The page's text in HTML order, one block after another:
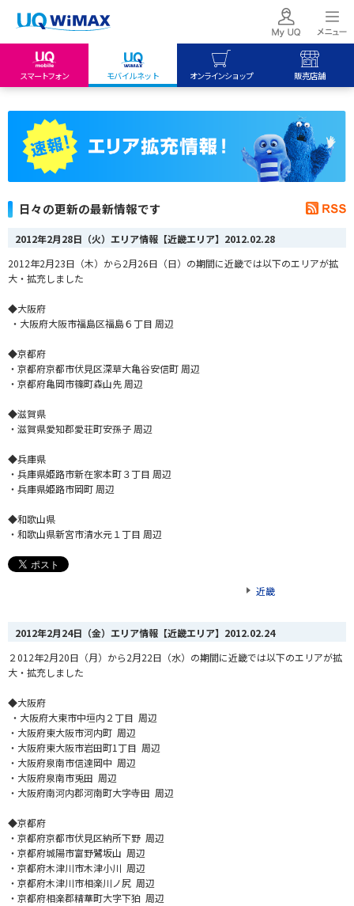
スマートフォン モバイルネット オンラインショップ 販売店舗
My UQ mobile
UQ mobile
UQ WiMAX
UQ WiMAX
日々の更新の最新情報です
2012年2月28日（火）エリア情報【近畿エリア】 2012.02.28
2012年2月23日（木）から2月26日（日）の期間に近畿では以下のエリアが拡
大・拡充しました
◆大阪府
・大阪府大阪市福島区福島６丁目 周辺
◆京都府
・京都府京都市伏見区深草大亀谷安信町 周辺
・京都府亀岡市篠町森山先 周辺
◆滋賀県
・滋賀県愛知郡愛荘町安孫子 周辺
◆兵庫県
・兵庫県姫路市新在家本町３丁目 周辺
・兵庫県姫路市岡町 周辺
◆和歌山県
・和歌山県新宮市清水元１丁目 周辺
近畿
2012年2月24日（金）エリア情報【近畿エリア】 2012.02.24
２012年2月20日（月）から2月22日（水）の期間に近畿では以下のエリアが拡
大・拡充しました
◆大阪府
・大阪府大東市中垣内２丁目 周辺
・大阪府東大阪市河内町 周辺
・大阪府東大阪市岩田町1丁目 周辺
・大阪府泉南市信達岡中 周辺
・大阪府泉南市兎田 周辺
・大阪府南河内郡河南町大字寺田 周辺
◆京都府
・京都府京都市伏見区納所下野 周辺
・京都府城陽市富野鷺坂山 周辺
・京都府木津川市木津小川 周辺
・京都府木津川市相楽川ノ尻 周辺
・京都府相楽郡精華町大字下狛 周辺